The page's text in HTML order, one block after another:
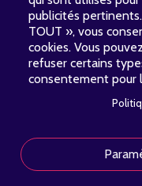
PIED
publicités pertinents.
TOUT », vous
cookies. Vous
refuser certains
consentement pour